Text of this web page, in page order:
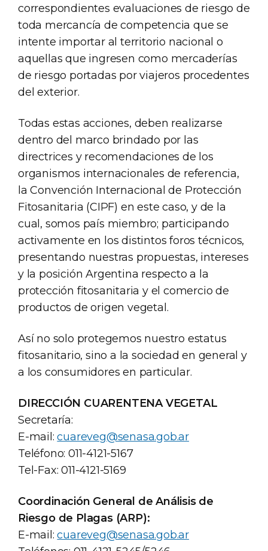
correspondientes evaluaciones de riesgo de
toda mercancía de competencia que se
intente importar al territorio nacional o
aquellas que ingresen como mercaderías
de riesgo portadas por viajeros procedentes
del exterior.
Todas estas acciones, deben realizarse
dentro del marco brindado por las
directrices y recomendaciones de los
organismos internacionales de referencia,
la Convención Internacional de Protección
Fitosanitaria (CIPF) en este caso, y de la
cual, somos país miembro; participando
activamente en los distintos foros técnicos,
presentando nuestras propuestas, intereses
y la posición Argentina respecto a la
protección fitosanitaria y el comercio de
productos de origen vegetal.
Así no solo protegemos nuestro estatus
fitosanitario, sino a la sociedad en general y
a los consumidores en particular.
DIRECCIÓN CUARENTENA VEGETAL
Secretaría:
E-mail:cuareveg@senasa.gob.ar
Teléfono: 011-4121-5167
Tel-Fax: 011-4121-5169
Coordinación General de Análisis de
Riesgo de Plagas (ARP):
E-mail:cuareveg@senasa.gob.ar